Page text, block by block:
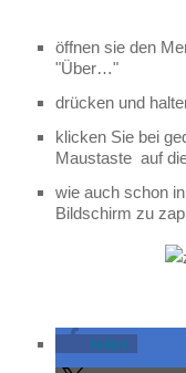
öffnen sie den
"Über…"
drücken und
klicken Sie bei
Maustaste auf
wie auch schon
Bildschirm zu
teilen